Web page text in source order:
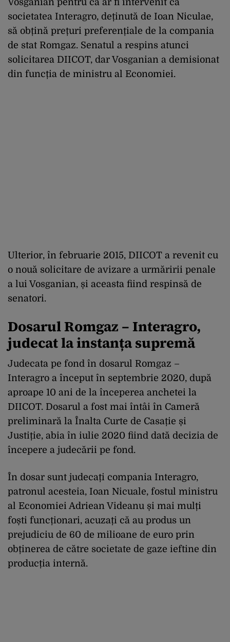
societatea Interagro, deținută de Ioan Niculae,
să obțină prețuri preferențiale de la compania
de stat Romgaz. Senatul a respins atunci
solicitarea DIICOT, dar Vosganian a demisionat
din funcția de ministru al Economiei.
Ulterior, în februarie 2015, DIICOT a revenit cu
o nouă solicitare de avizare a urmăririi penale
a lui Vosganian, și aceasta fiind respinsă de
senatori.
Dosarul Romgaz – Interagro,
judecat la instanța supremă
Judecata pe fond în dosarul Romgaz –
Interagro a început în septembrie 2020, după
aproape 10 ani de la începerea anchetei la
DIICOT. Dosarul a fost mai întâi în Cameră
preliminară la Înalta Curte de Casație și
Justiție, abia în iulie 2020 fiind dată decizia de
începere a judecării pe fond.
În dosar sunt judecați compania Interagro,
patronul acesteia, Ioan Nicuale, fostul ministru
al Economiei Adriean Videanu și mai mulți
foști funcționari, acuzați că au produs un
prejudiciu de 60 de milioane de euro prin
obținerea de către societate de gaze ieftine din
producția internă.